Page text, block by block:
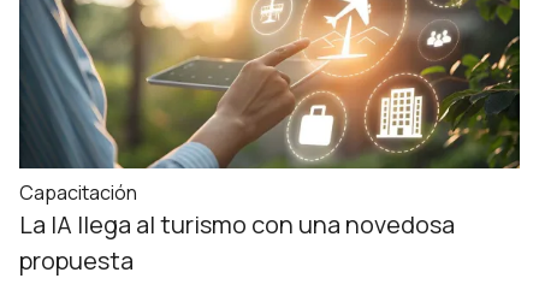
Capacitación
La IA llega al turismo con una novedosa
propuesta